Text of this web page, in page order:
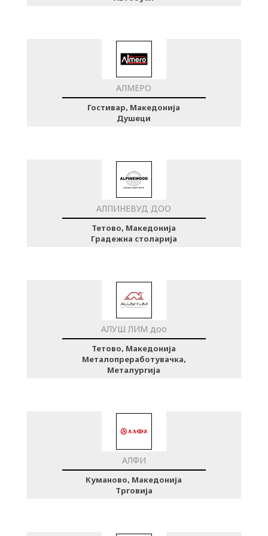
АЛМЕРО
Гостивар, Македонија
Душеци
АЛПИНЕВУД ДОО
Тетово, Македонија
Градежна столарија
АЛУШ ЛИМ доо
Тетово, Македонија
Металопреработувачка,
Металургија
АЛФИ
Куманово, Македонија
Трговија